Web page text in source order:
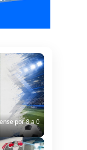
por 8 a 0